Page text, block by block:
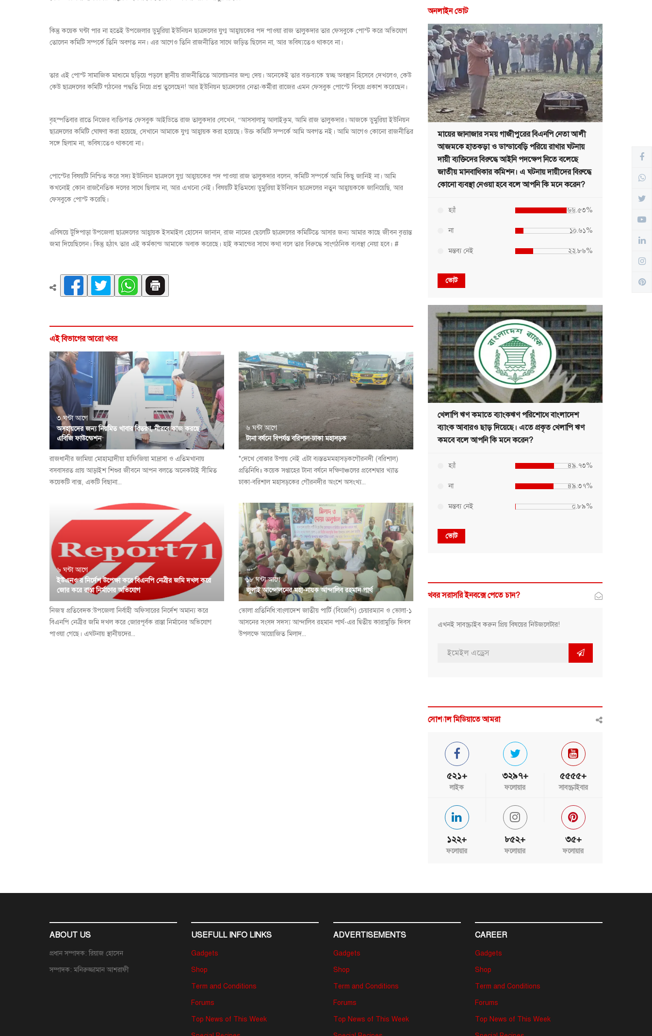
কিন্তু কয়েক ঘন্টা পার না হতেই উপজেলার ডুমুরিয়া ইউনিয়ন ছাত্রদলের যুগ্ম আহ্বায়কের পদ পাওয়া রাজ তালুকদার তার ফেসবুকে পোস্ট করে অভিযোগ
তোলেন কমিটি সম্পর্কে তিনি অবগত নন। এর আগেও তিনি রাজনীতির সাথে জড়িত ছিলেন না, আর ভবিষ্যতেও থাকবে না।
তার এই পোস্ট সামাজিক মাধ্যমে ছড়িয়ে পড়লে স্থানীয় রাজনীতিতে আলোচনার জন্ম দেয়। অনেকেই তার বক্তব্যকে স্বচ্ছ অবস্থান হিসেবে দেখলেও, কেউ
কেউ ছাত্রদলের কমিটি গঠনের পদ্ধতি নিয়ে প্রশ্ন তুলেছেন! আর ইউনিয়ন ছাত্রদলের নেতা-কর্মীরা রাজের এমন ফেসবুক পোস্টে বিস্ময় প্রকাশ করেছেন।
বৃহস্পতিবার রাতে নিজের ব্যক্তিগত ফেসবুক আইডিতে রাজ তালুকদার লেখেন, “আসসালামু আলাইকুম, আমি রাজ তালুকদার। আজকে ডুমুরিয়া ইউনিয়ন
ছাত্রদলের কমিটি ঘোষণা করা হয়েছে, সেখানে আমাকে যুগ্ম আহ্বায়ক করা হয়েছে। উক্ত কমিটি সম্পর্কে আমি অবগত নই। আমি আগেও কোনো রাজনীতির
সঙ্গে ছিলাম না, ভবিষ্যতেও থাকবো না।
পোস্টের বিষয়টি নিশ্চিত করে সদ্য ইউনিয়ন ছাত্রদলে যুগ্ন আহ্বায়কের পদ পাওয়া রাজ তালুকদার বলেন, কমিটি সম্পর্কে আমি কিছু জানিই না। আমি
কখনোই কোন রাজনৈতিক দলের সাথে ছিলাম না, আর এখনো নেই। বিষয়টি ইতিমধ্যে ডুমুরিয়া ইউনিয়ন ছাত্রদলের নতুন আহ্বায়ককে জানিয়েছি, আর
ফেসবুকে পোস্ট করেছি।
এবিষয়ে টুঙ্গিপাড়া উপজেলা ছাত্রদলের আহ্বায়ক ইসমাইল হোসেন জানান, রাজ নামের ছেলেটি ছাত্রদলের কমিটিতে আসার জন্য আমার কাছে জীবন বৃত্তান্ত
জমা দিয়েছিলেন। কিন্তু হঠাৎ তার এই কর্মকান্ড আমাকে অবাক করেছে। হাই কমান্ডের সাথে কথা বলে তার বিরুদ্ধে সাংগঠনিক ব্যবস্থা নেয়া হবে। #
এই বিভাগের আরো খবর
৩ ঘন্টা আগে
অসহায়দের জন্য নিয়মিত খাবার বিতরণ, নীরবে কাজ করছে
এবিজি ফাউন্ডেশন
রাজধানীর জামিয়া মোহাম্মাদীয়া হাফিজিয়া মাদ্রাসা ও এতিমখানায়
বসবাসরত প্রায় আড়াইশ শিশুর জীবনে আপন বলতে অনেকটাই সীমিত
কয়েকটি বাক্স, একটি বিছানা...
৬ ঘন্টা আগে
টানা বর্ষনে বিপর্যস্ত বরিশাল-ঢাকা মহাসড়ক
*দেখে বোঝার উপায় নেই এটা ব্যস্ততমমহাসড়কগৌরনদী (বরিশাল)
প্রতিনিধি॥ কয়েক সপ্তাহের টানা বর্ষনে দক্ষিণাঞ্চলের প্রবেশদ্বার খ্যাত
ঢাকা-বরিশাল মহাসড়কের গৌরনদীর অংশে অসংখ্য...
৬ ঘন্টা আগে
ইউএনও’র নির্দেশ উপেক্ষা করে বিএনপি নেত্রীর জমি দখল করে
জোর করে রাস্তা নির্মাণের অভিযোগ
নিজস্ব প্রতিবেদক:উপজেলা নির্বাহী অফিসারের নির্দেশ অমান্য করে
বিএনপি নেত্রীর জমি দখল করে জোরপূর্বক রাস্তা নির্মানের অভিযোগ
পাওয়া গেছে। এঘটনায় স্থানীয়দের...
১৮ ঘন্টা আগে
জুলাই আন্দোলনের মহা-নায়ক আন্দালিব রহমান পার্থ
ভোলা প্রতিনিধি:বাংলাদেশ জাতীয় পার্টি (বিজেপি) চেয়ারম্যান ও ভোলা-১
আসনের সংসদ সদস্য আন্দালিব রহমান পার্থ-এর দ্বিতীয় কারামুক্তি দিবস
উপলক্ষে আয়োজিত মিলাদ...
অনলাইন ভোট
মায়ের জানাজার সময় গাজীপুরের বিএনপি নেতা আলী
আজমকে হাতকড়া ও ডান্ডাবেড়ি পরিয়ে রাখার ঘটনায়
দায়ী ব্যক্তিদের বিরুদ্ধে আইনি পদক্ষেপ নিতে বলেছে
জাতীয় মানবাধিকার কমিশন। এ ঘটনায় দায়ীদের বিরুদ্ধে
কোনো ব্যবস্থা নেওয়া হবে বলে আপনি কি মনে করেন?
হ্যাঁ ৬৬.৫৩%
না ১০.৬১%
মন্তব্য নেই ২২.৮৬%
ভোট
খেলাপি ঋণ কমাতে ব্যাংকঋণ পরিশোধে বাংলাদেশ
ব্যাংক আবারও ছাড় দিয়েছে। এতে প্রকৃত খেলাপি ঋণ
কমবে বলে আপনি কি মনে করেন?
হ্যাঁ ৪৯.৭৩%
না ৪৯.৩৭%
মন্তব্য নেই ০.৮৯%
ভোট
খবর সরাসরি ইনবক্সে পেতে চান?
এখনই সাবস্ক্রাইব করুন প্রিয় বিষয়ের নিউজলেটার!
সোশ্যাল মিডিয়াতে আমরা
৫২১+
লাইক
৩২৯৭+
ফলোয়ার
৫৫৫৫+
সাবস্ক্রাইবার
১২২+
ফলোয়ার
৮৫২+
ফলোয়ার
৩৫+
ফলোয়ার
ABOUT US
প্রধান সম্পাদক: রিয়াজ হোসেন
সম্পাদক: মনিরুজ্জামান আশরাফী
USEFULL INFO LINKS
Gadgets
Shop
Term and Conditions
Forums
Top News of This Week
ADVERTISEMENTS
Gadgets
Shop
Term and Conditions
Forums
Top News of This Week
CAREER
Gadgets
Shop
Term and Conditions
Forums
Top News of This Week